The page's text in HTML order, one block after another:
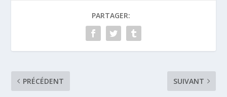
PARTAGER:
PRÉCÉDENT SUIVANT